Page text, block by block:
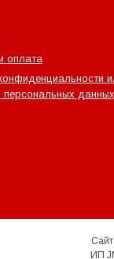
оплата
персональных данных